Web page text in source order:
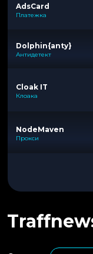
AdsCard
Платежка
Dolphin{anty}
Антидетект
Cloak IT
Клоака
NodeMaven
Прокси